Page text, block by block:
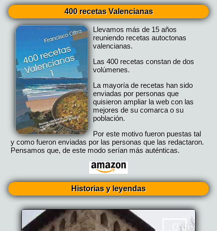
400 recetas Valencianas
Llevamos más de 15 años
reuniendo recetas autoctonas
valencianas.
Las 400 recetas constan de dos
volúmenes.
La mayoría de recetas han sido
enviadas por personas que
quisieron ampliar la web con las
mejores de su comarca o su
población.
Por este motivo fueron puestas tal
y como fueron enviadas por las personas que las redactaron.
Pensamos que, de este modo serían más auténticas.
Historias y leyendas